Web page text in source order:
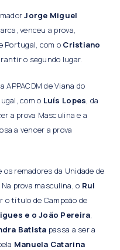
Jorge Miguel
venceu a prova,
Portugal, com o Cristiano
o segundo lugar.
APPACDM de Viana do
com o Luís Lopes, da
a prova Masculina e a
a vencer a prova
remadores da Unidade de
prova masculina, o Rui
o título de Campeão de
e o João Pereira,
Batista passa a ser a
Manuela Catarina